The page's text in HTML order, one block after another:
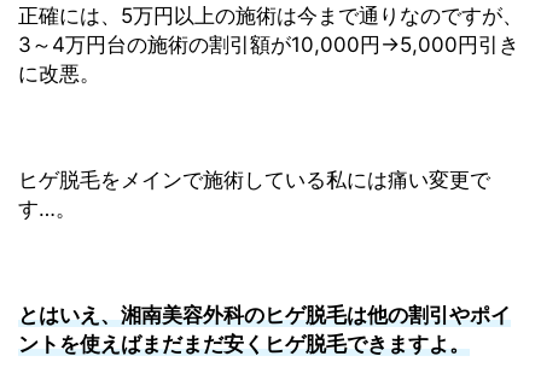
正確には、5万円以上の施術は今まで通りなのですが、
3～4万円台の施術の割引額が10,000円→5,000円引き
に改悪。
ヒゲ脱毛をメインで施術している私には痛い変更で
す…。
とはいえ、湘南美容外科のヒゲ脱毛は他の割引やポイ
ントを使えばまだまだ安くヒゲ脱毛できますよ。